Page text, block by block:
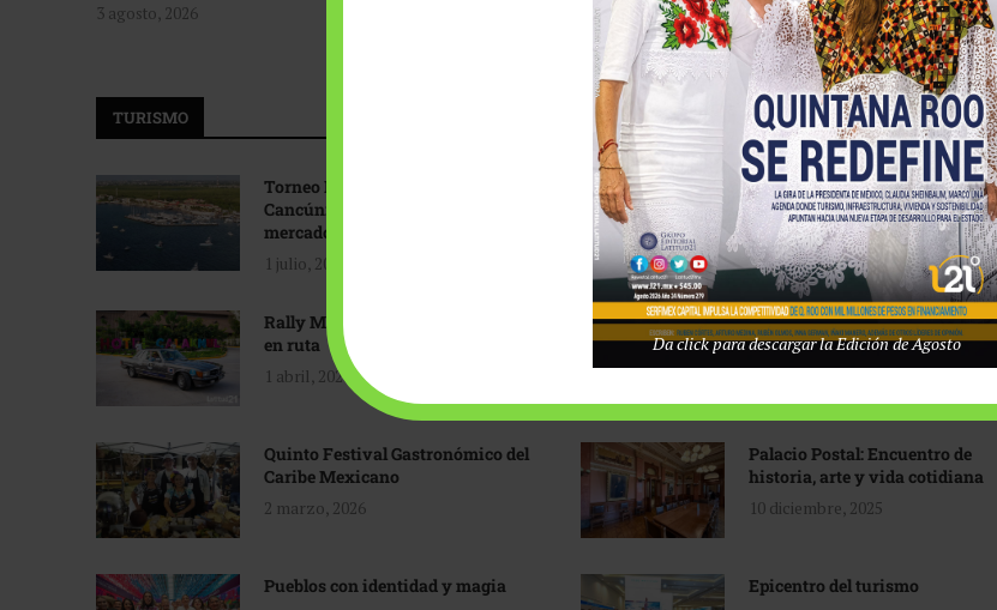
3 agosto, 2026
Tecnológico de Monterrey
3 agosto, 2026
TURISMO
Torneo Internacional de Pesca
Cancún: Navegando hacia nuevos
mercados
1 julio, 2026
Promoción turística con visión
1 abril, 2026
Rally Maya: Herencia automotriz
en ruta
1 abril, 2026
Industria global en
reconfiguración
31 marzo, 2026
Quinto Festival Gastronómico del
Caribe Mexicano
2 marzo, 2026
Palacio Postal: Encuentro de
historia, arte y vida cotidiana
10 diciembre, 2025
Pueblos con identidad y magia
Epicentro del turismo
Da click para descargar la Edición de Agosto